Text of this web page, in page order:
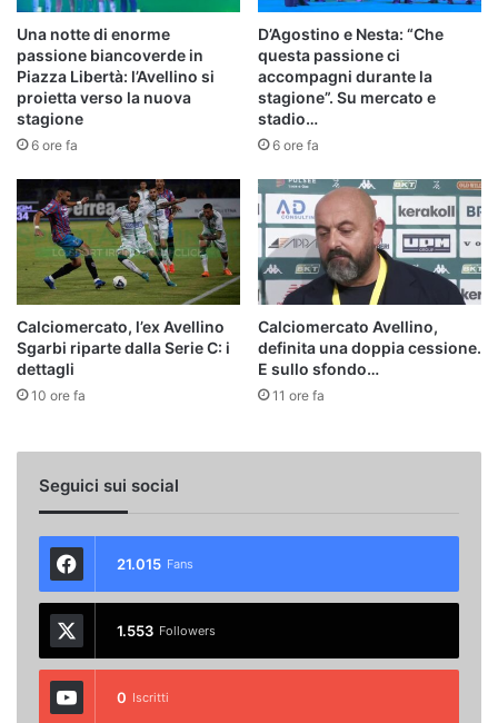
Una notte di enorme
passione biancoverde in
Piazza Libertà: l’Avellino si
proietta verso la nuova
stagione
6 ore fa
D’Agostino e Nesta: “Che
questa passione ci
accompagni durante la
stagione”. Su mercato e
stadio…
6 ore fa
Calciomercato, l’ex Avellino
Sgarbi riparte dalla Serie C: i
dettagli
10 ore fa
Calciomercato Avellino,
definita una doppia cessione.
E sullo sfondo…
11 ore fa
Seguici sui social
21.015 Fans
1.553 Followers
0 Iscritti